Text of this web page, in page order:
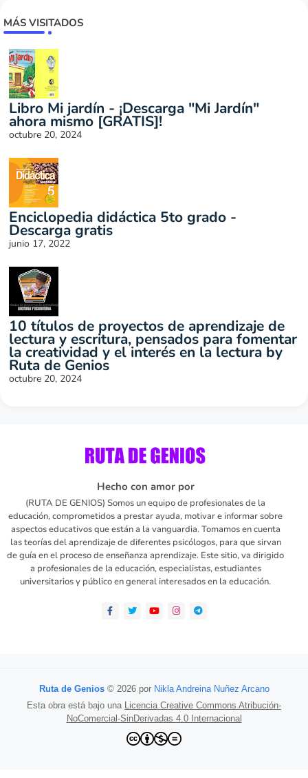
MÁS VISITADOS
Libro Mi jardín - ¡Descarga "Mi Jardín"
ahora mismo [GRATIS]!
octubre 20, 2024
Enciclopedia didáctica 5to grado -
Descarga gratis
junio 17, 2022
10 títulos de proyectos de aprendizaje de
lectura y escritura, pensados para fomentar
la creatividad y el interés en la lectura by
Ruta de Genios
octubre 20, 2024
Hecho con amor por
(RUTA DE GENIOS) Somos un equipo de profesionales de la
educación, comprometidos a prestar ayuda, motivar e informar sobre
aspectos educativos que están a la vanguardia. Tomamos en cuenta
las teorías del aprendizaje de diferentes psicólogos, para que sirvan
de guía en el proceso de enseñanza aprendizaje. Este sitio, va dirigido
a profesionales de la educación, especialistas, estudiantes
universitarios y público en general interesados en la educación.
Ruta de Genios© 2026 por Nikla Andreina Nuñez Arcano
Esta obra está bajo una
Licencia Creative Commons Atribución-
NoComercial-SinDerivadas 4.0 Internacional